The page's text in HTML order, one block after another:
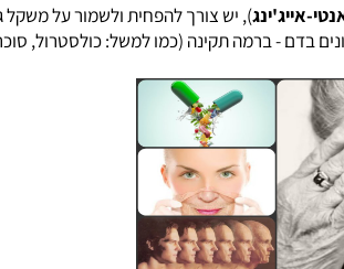
), יש צורך להפחית ולשמור על משקל גוף
ברמה תקינה (כמו למשל: כולסטרול, סוכר,